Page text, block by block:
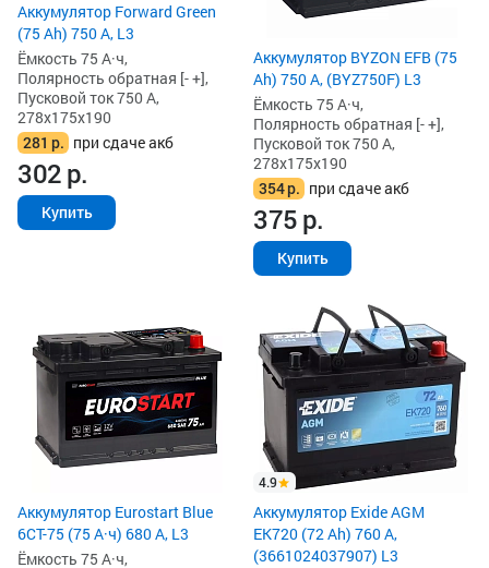
Аккумулятор Forward Green
(75 Ah) 750 А, L3
Ёмкость 75 А·ч,
Полярность обратная [- +],
Пусковой ток 750 А,
278x175x190
281 р. при сдаче акб
302р.
Купить
Аккумулятор BYZON EFB (75
Ah) 750 А, (BYZ750F) L3
Ёмкость 75 А·ч,
Полярность обратная [- +],
Пусковой ток 750 А,
278x175x190
354р. при сдаче акб
375р.
Купить
Аккумулятор Eurostart Blue
6CT-75 (75 А·ч) 680 А, L3
Ёмкость 75 А·ч,
4.9
Аккумулятор Exide AGM
EK720 (72 Ah) 760 А,
(3661024037907) L3